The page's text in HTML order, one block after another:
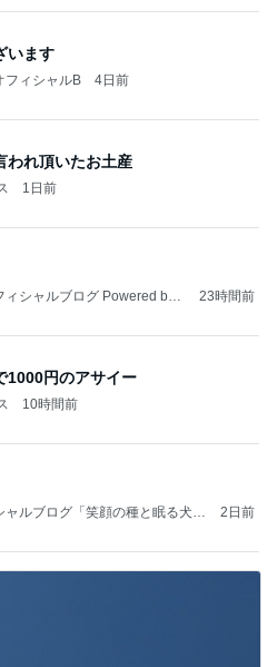
います
フィシャルB 4日前
われ頂いたお土産
1日前
シャルブログ Powered by
23時間前
1000円のアサイー
10時間前
ルブログ「笑顔の種と眠る犬」
2日前